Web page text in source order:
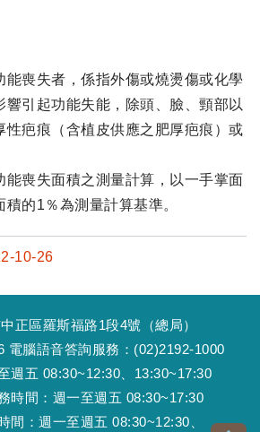
能喪失者，係指外傷或燒燙傷或化學
響引起功能失能，除頭、臉、頸部以
性疤痕（含植皮供應之肥厚疤痕）或
能喪失面積之測量計算，以一手掌面
的1％為測量計算基準。
10-26
正區羅斯福路1段4號（總局）
電腦語音答詢服務：(02)2192-1000
週五 08:30~12:30、13:30~17:30
時間：週一至週五 08:30~17:30
間：週一至週五 08:30~12:30、